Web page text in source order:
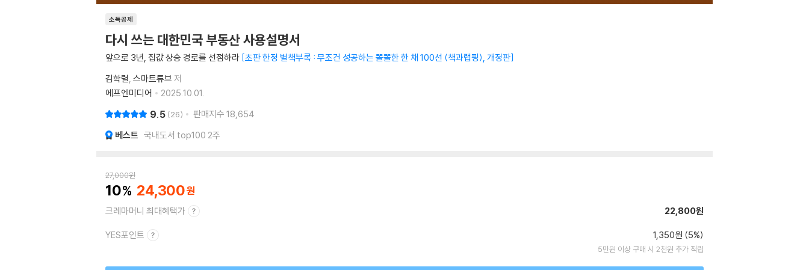
소득공제
다시 쓰는 대한민국 부동산 사용설명서
앞으로 3년, 집값 상승 경로를 선점하라 초판 한정 별책부록 : 무조건 성공하는 똘똘한 한 채 100선 (책과랩핑), 개정판
김학렬 스마트튜브 저
에프엔미디어
2025.10.01.
9.5 26 판매지수 18,654
베스트 국내도서 top100 2주
27,000원
10 24,300
크레마머니 최대혜택가 22,800원
YES포인트 1,350원 (5%)
5만원 이상 구매 시 2천원 추가 적립